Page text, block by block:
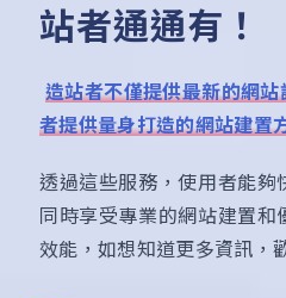
站者通通有！
造站者不僅提供最新的網
者提供量身打造的網站建置
透過這些服務，使用者能夠
同時享受專業的網站建置
效能，如想知道更多資訊，